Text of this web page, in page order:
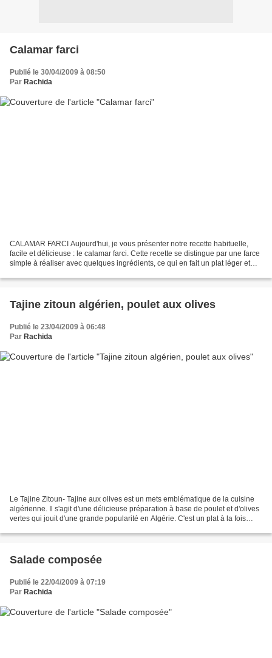
Calamar farci
Publié le 30/04/2009 à 08:50
Par Rachida
CALAMAR FARCI Aujourd'hui, je vous présenter notre recette habituelle,
facile et délicieuse : le calamar farci. Cette recette se distingue par une farce
simple à réaliser avec quelques ingrédients, ce qui en fait un plat léger et
Tajine zitoun algérien, poulet aux olives
Publié le 23/04/2009 à 06:48
Par Rachida
Le Tajine Zitoun- Tajine aux olives est un mets emblématique de la cuisine
algérienne. Il s'agit d'une délicieuse préparation à base de poulet et d'olives
vertes qui jouit d'une grande popularité en Algérie. C'est un plat à la fois
Salade composée
Publié le 22/04/2009 à 07:19
Par Rachida